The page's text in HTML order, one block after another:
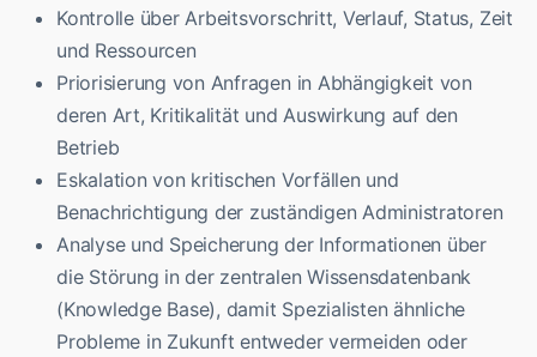
Kontrolle über Arbeitsvorschritt, Verlauf, Status, Zeit
und Ressourcen
Priorisierung von Anfragen in Abhängigkeit von
deren Art, Kritikalität und Auswirkung auf den
Betrieb
Eskalation von kritischen Vorfällen und
Benachrichtigung der zuständigen Administratoren
Analyse und Speicherung der Informationen über
die Störung in der zentralen Wissensdatenbank
(Knowledge Base), damit Spezialisten ähnliche
Probleme in Zukunft entweder vermeiden oder